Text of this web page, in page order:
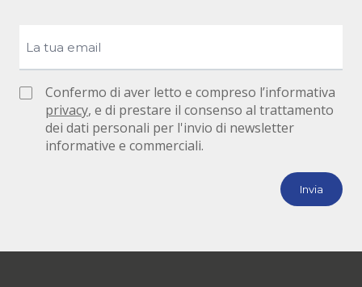
Confermo di aver letto e compreso l’informativa
privacy, e di prestare il consenso al trattamento
dei dati personali per l'invio di newsletter
informative e commerciali.